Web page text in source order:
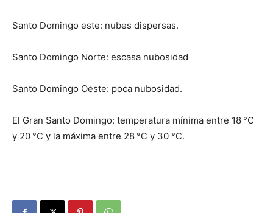
Santo Domingo este: nubes dispersas.
Santo Domingo Norte: escasa nubosidad
Santo Domingo Oeste: poca nubosidad.
El Gran Santo Domingo: temperatura mínima entre 18 °C
y 20 °C y la máxima entre 28 °C y 30 °C.